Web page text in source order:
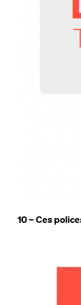
10 – Ces